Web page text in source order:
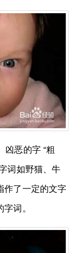
凶恶的字 “粗
词如野猫、牛
作了一定的文字
词。